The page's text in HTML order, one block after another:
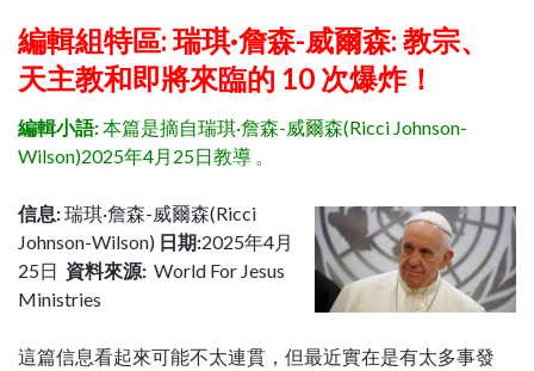
編輯組特區:瑞琪·詹森-威爾森: 教宗、
天主教和即將來臨的 10 次爆炸！
編輯小語:本篇是摘自瑞琪·詹森-威爾森(Ricci Johnson-
Wilson)2025年4月25日教導 。
信息:瑞琪·詹森-威爾森(Ricci
Johnson-Wilson) 日期:2025年4月
25日 資料來源: World For Jesus
Ministries
這篇信息看起來可能不太連貫，但最近實在是有太多事發